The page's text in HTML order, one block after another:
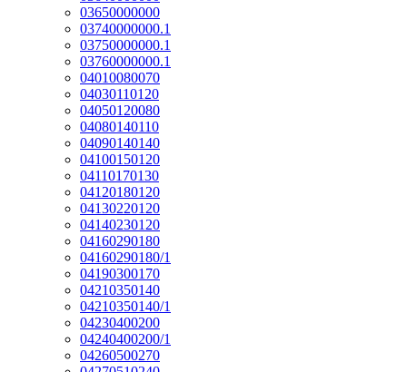
03650000000
03740000000.1
03750000000.1
03760000000.1
04010080070
04030110120
04050120080
04080140110
04090140140
04100150120
04110170130
04120180120
04130220120
04140230120
04160290180
04160290180/1
04190300170
04210350140
04210350140/1
04230400200
04240400200/1
04260500270